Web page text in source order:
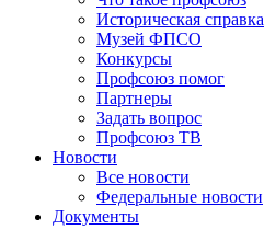
Историческая справка
Музей ФПСО
Конкурсы
Профсоюз помог
Партнеры
Задать вопрос
Профсоюз ТВ
Новости
Все новости
Федеральные новости
Документы